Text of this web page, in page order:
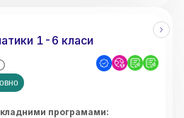
1-6 класи
програмами: